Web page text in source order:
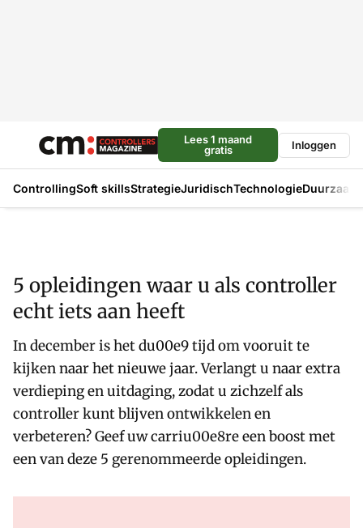
Lees 1 maand
gratis
Inloggen
ControllingSoft skillsStrategieJuridischTechnologie
5 opleidingen waar u als controller
echt iets aan heeft
In december is het du00e9 tijd om vooruit te
kijken naar het nieuwe jaar. Verlangt u naar extra
verdieping en uitdaging, zodat u zichzelf als
controller kunt blijven ontwikkelen en
verbeteren? Geef uw carriu00e8re een boost met
een van deze 5 gerenommeerde opleidingen.